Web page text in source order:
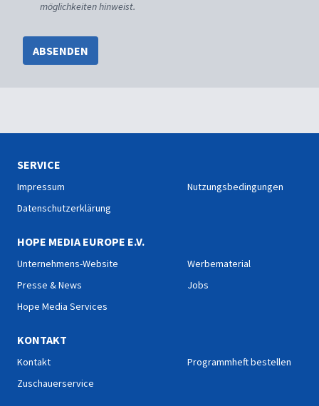
möglichkeiten hinweist.
ABSENDEN
SERVICE
Impressum
Datenschutzerklärung
Nutzungsbedingungen
HOPE MEDIA EUROPE E.V.
Unternehmens-Website
Presse & News
Hope Media Services
Werbematerial
Jobs
KONTAKT
Kontakt
Zuschauerservice
Programmheft bestellen